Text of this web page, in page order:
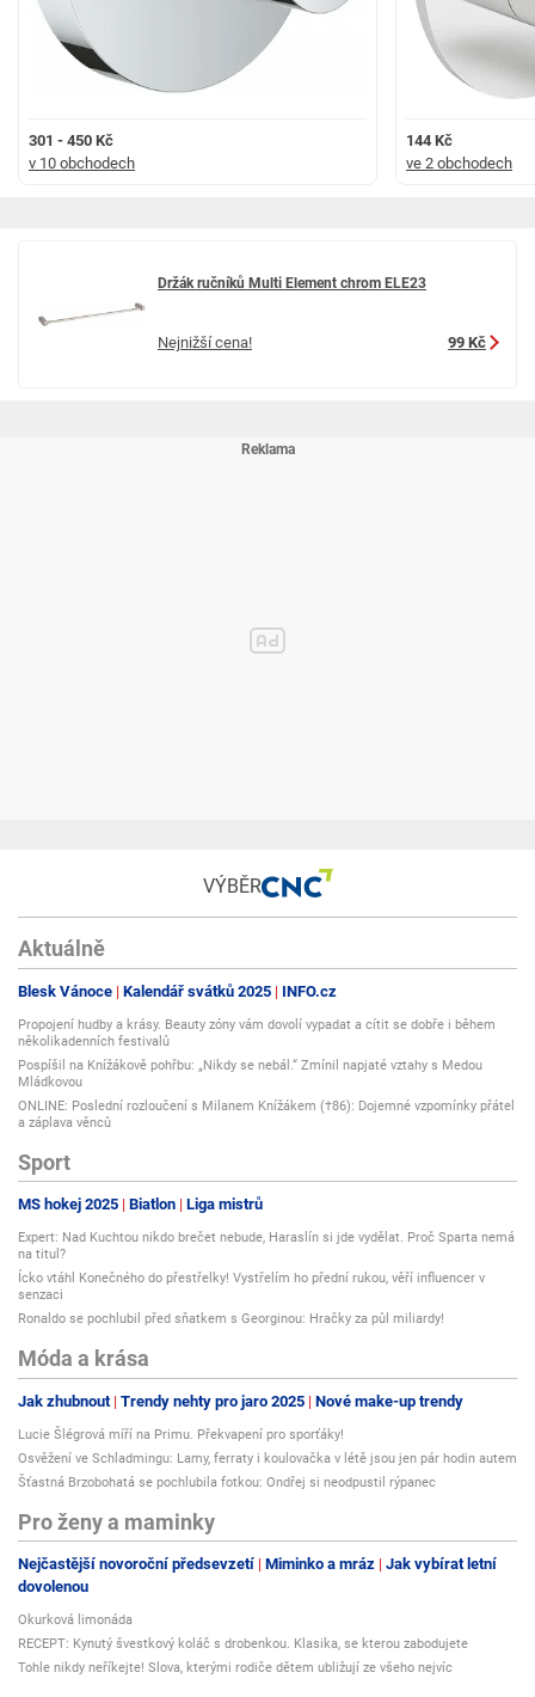
301 - 450 Kč
v 10 obchodech
144 Kč
ve 2 obchodech
Držák ručníků Multi Element chrom ELE23
Nejnižší cena! 99 Kč
VÝBĚR
Aktuálně
Blesk Vánoce Kalendář svátků 2025 INFO.cz
Propojení hudby a krásy. Beauty zóny vám dovolí vypadat a cítit se dobře i během
několikadenních festivalů
Pospíšil na Knížákově pohřbu: „Nikdy se nebál.“ Zmínil napjaté vztahy s Medou
Mládkovou
ONLINE: Poslední rozloučení s Milanem Knížákem (†86): Dojemné vzpomínky přátel
a záplava věnců
Sport
MS hokej 2025 Biatlon Liga mistrů
Expert: Nad Kuchtou nikdo brečet nebude, Haraslín si jde vydělat. Proč Sparta nemá
na titul?
Ícko vtáhl Konečného do přestřelky! Vystřelím ho přední rukou, věří influencer v
senzaci
Ronaldo se pochlubil před sňatkem s Georginou: Hračky za půl miliardy!
Móda a krása
Jak zhubnout Trendy nehty pro jaro 2025 Nové make-up trendy
Lucie Šlégrová míří na Primu. Překvapení pro sporťáky!
Osvěžení ve Schladmingu: Lamy, ferraty i koulovačka v létě jsou jen pár hodin autem
Šťastná Brzobohatá se pochlubila fotkou: Ondřej si neodpustil rýpanec
Pro ženy a maminky
Nejčastější novoroční předsevzetí Miminko a mráz Jak vybírat letní
dovolenou
Okurková limonáda
RECEPT: Kynutý švestkový koláč s drobenkou. Klasika, se kterou zabodujete
Tohle nikdy neříkejte! Slova, kterými rodiče dětem ubližují ze všeho nejvíc